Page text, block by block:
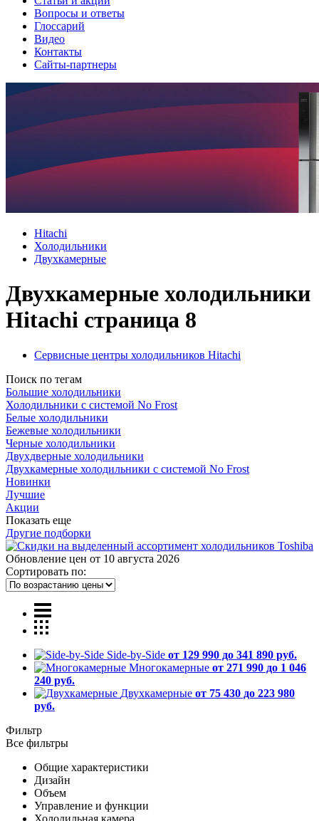
Вопросы и ответы
Глоссарий
Видео
Контакты
Сайты-партнеры
Hitachi
Холодильники
Двухкамерные
Двухкамерные холодильники
Hitachi страница 8
Сервисные центры холодильников Hitachi
Поиск по тегам
Большие холодильники
Холодильники с системой No Frost
Белые холодильники
Бежевые холодильники
Черные холодильники
Двухдверные холодильники
Двухкамерные холодильники с системой No Frost
Новинки
Лучшие
Акции
Показать еще
Другие подборки
Обновление цен от 10 августа 2026
Сортировать по:
Side-by-Side от 129 990 до 341 890 руб.
Многокамерные от 271 990 до 1 046
240 руб.
Двухкамерные от 75 430 до 223 980
руб.
Фильтр
Все фильтры
Общие характеристики
Дизайн
Объем
Управление и функции
Холодильная камера